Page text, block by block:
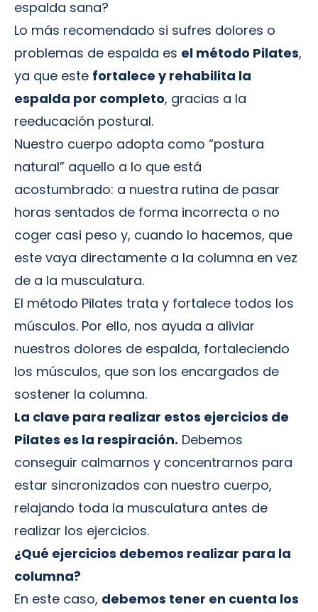
espalda sana?
Lo más recomendado si sufres dolores o
problemas de espalda es el método Pilates,
ya que este fortalece y rehabilita la
espalda por completo, gracias a la
reeducación postural.
Nuestro cuerpo adopta como “postura
natural” aquello a lo que está
acostumbrado: a nuestra rutina de pasar
horas sentados de forma incorrecta o no
coger casi peso y, cuando lo hacemos, que
este vaya directamente a la columna en vez
de a la musculatura.
El método Pilates trata y fortalece todos los
músculos. Por ello, nos ayuda a aliviar
nuestros dolores de espalda, fortaleciendo
los músculos, que son los encargados de
sostener la columna.
La clave para realizar estos ejercicios de
Pilates es la respiración. Debemos
conseguir calmarnos y concentrarnos para
estar sincronizados con nuestro cuerpo,
relajando toda la musculatura antes de
realizar los ejercicios.
¿Qué ejercicios debemos realizar para la
columna?
En este caso, debemos tener en cuenta los